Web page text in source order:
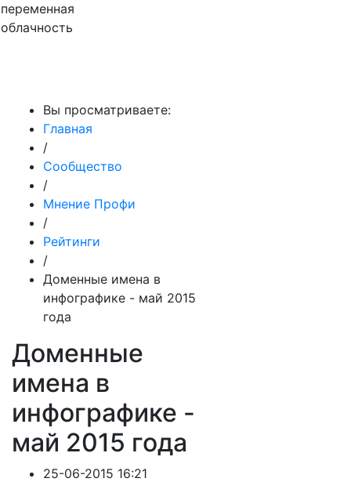
переменная
облачность
Вы просматриваете:
Главная
/
Сообщество
/
Мнение Профи
/
Рейтинги
/
Доменные имена в
инфографике - май 2015
года
Доменные
имена в
инфографике -
май 2015 года
25-06-2015 16:21